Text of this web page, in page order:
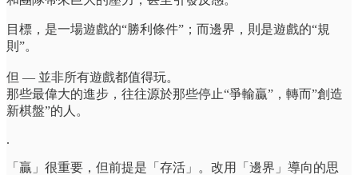
目標，是一場遊戲的“勝利條件”；而邊界，則是遊戲的“規
則”。
但 — 並非所有遊戲都值得玩。
那些最偉大的進步，往往源於那些停止“爭輸贏”，轉而”創造
新棋盤”的人。
.
「贏」很重要，但前提是「存活」。改用「邊界」導向的思